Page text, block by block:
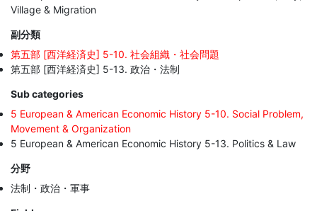
Village & Migration
副分類
第五部 [西洋経済史] 5-10. 社会組織・社会問題
第五部 [西洋経済史] 5-13. 政治・法制
Sub categories
5 European & American Economic History 5-10. Social Problem,
Movement & Organization
5 European & American Economic History 5-13. Politics & Law
分野
法制・政治・軍事